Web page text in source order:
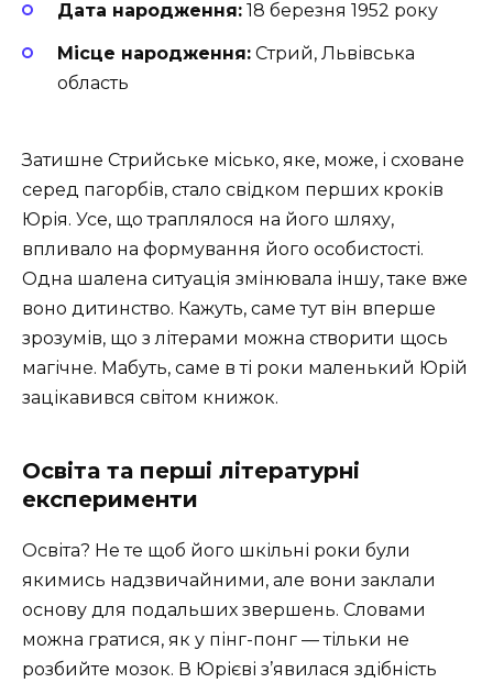
Дата народження: 18 березня 1952 року
Місце народження: Стрий, Львівська
область
Затишне Стрийське місько, яке, може, і сховане
серед пагорбів, стало свідком перших кроків
Юрія. Усе, що траплялося на його шляху,
впливало на формування його особистості.
Одна шалена ситуація змінювала іншу, таке вже
воно дитинство. Кажуть, саме тут він вперше
зрозумів, що з літерами можна створити щось
магічне. Мабуть, саме в ті роки маленький Юрій
зацікавився світом книжок.
Освіта та перші літературні
експерименти
Освіта? Не те щоб його шкільні роки були
якимись надзвичайними, але вони заклали
основу для подальших звершень. Словами
можна гратися, як у пінг-понг — тільки не
розбийте мозок. В Юрієві з’явилася здібність